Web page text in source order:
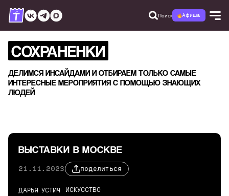
Поиск Афиша
СОХРАНЕНКИ
ДЕЛИМСЯ ИНСАЙДАМИ И ОТБИРАЕМ ТОЛЬКО САМЫЕ
ИНТЕРЕСНЫЕ МЕРОПРИЯТИЯ С ПОМОЩЬЮ ЗНАЮЩИХ
ЛЮДЕЙ
ВЫСТАВКИ В МОСКВЕ
21.11.2023 поделиться
ДАРЬЯ УСТИЧ ИСКУССТВО